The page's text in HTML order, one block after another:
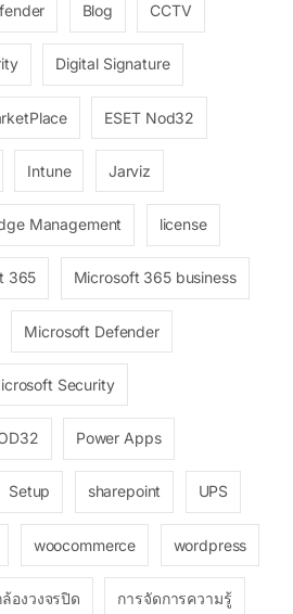
Blog CCTV
Digital Signature
ESET Nod32
Intune Jarviz
Management license
365 Microsoft 365 business
Microsoft Defender
Security
Power Apps
Setup sharepoint UPS
woocommerce wordpress
ล้องวงจรปิด การจัดการความรู้